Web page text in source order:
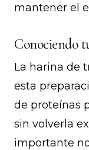
mantener el
Conociendo
La harina de
esta
de proteínas
sin volverla
importante